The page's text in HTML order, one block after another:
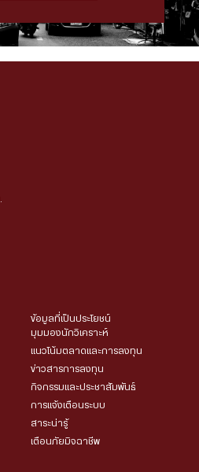
ข้อมูลที่เป็นประโยชน์
มุมมองนักวิเคราะห์
แนวโน้มตลาดและการลงทุน
ข่าวสารการลงทุน
กิจกรรมและประชาสัมพันธ์
การแจ้งเตือนระบบ
สาระน่ารู้
เตือนภัยมิจฉาชีพ